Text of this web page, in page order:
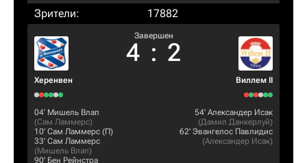
Зрители:
17882
Херенвен
Завершен
4 : 2
Виллем II
04‎’‎ Мишель Влап
(Сам Ламмерс)
10‎’‎ Сам Ламмерс (П)
33‎’‎ Сам Ламмерс
(Мишель Влап)
90‎’‎ Бен Рейнстра
54‎’‎ Александер Исак
(Дамил Данкерлуй)
62‎’‎ Эвангелос Павлидис
(Александер Исак)